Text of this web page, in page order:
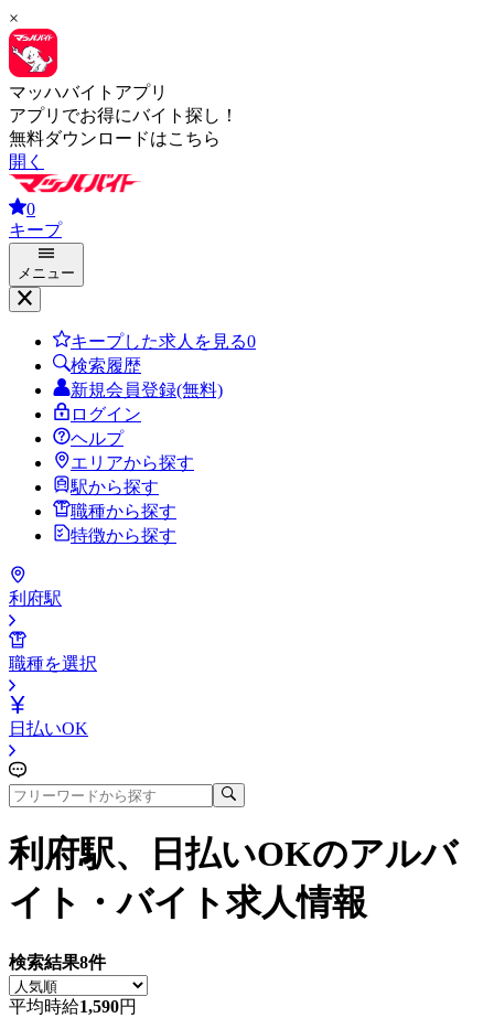
×
マッハバイトアプリ
アプリでお得にバイト探し！
無料ダウンロードはこちら
開く
0
キープ
メニュー
キープした求人を見る0
検索履歴
新規会員登録(無料)
ログイン
ヘルプ
エリアから探す
駅から探す
職種から探す
特徴から探す
利府駅
職種を選択
日払いOK
利府駅、日払いOKのアルバ
イト・バイト求人情報
検索結果8件
平均時給1,590円